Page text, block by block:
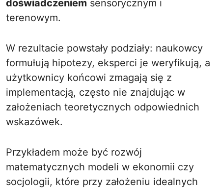
doświadczeniem sensorycznym i
terenowym.
W rezultacie powstały podziały: naukowcy
formułują hipotezy, eksperci je weryfikują, a
użytkownicy końcowi zmagają się z
implementacją, często nie znajdując w
założeniach teoretycznych odpowiednich
wskazówek.
Przykładem może być rozwój
matematycznych modeli w ekonomii czy
socjologii, które przy założeniu idealnych